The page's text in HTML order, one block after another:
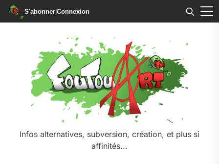
S'abonner|Connexion
Infos alternatives, subversion, création, et plus si
affinités...